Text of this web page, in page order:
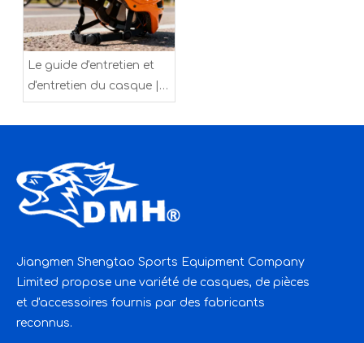
Le guide d'entretien et
d'entretien du casque |
Sports de Shengtao
Jiangmen Shengtao Sports Equipment Company
Limited propose une variété de casques, de pièces
et d'accessoires fournis par des fabricants
reconnus.